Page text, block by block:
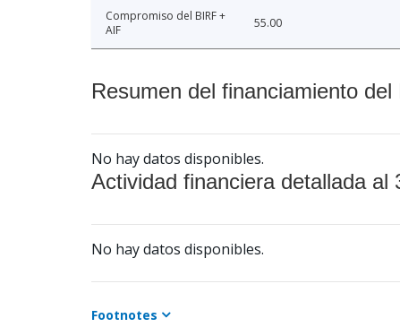
Compromiso del BIRF +
AIF
55.00
Resumen del financiamiento
No hay datos disponibles.
Actividad financiera detallada al
No hay datos disponibles.
Footnotes